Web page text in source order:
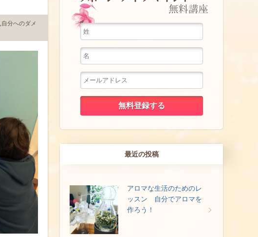
,自分へのダメ
最近の投稿
アロマな生活のためのレ
ッスン 自分でアロマを
作ろう！